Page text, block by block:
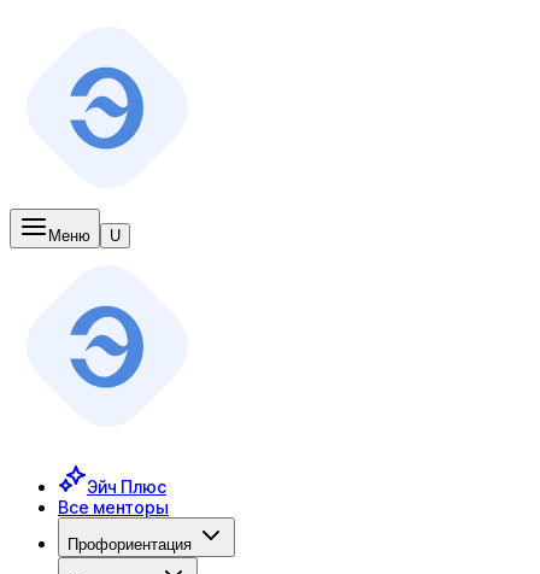
Меню U
Эйч Плюс
Все менторы
Профориентация